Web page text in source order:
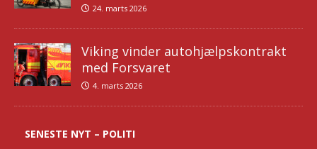
24. marts 2026
Viking vinder autohjælpskontrakt
med Forsvaret
4. marts 2026
SENESTE NYT – POLITI